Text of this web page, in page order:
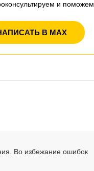
и поможем
В MAX
Во избежание ошибок